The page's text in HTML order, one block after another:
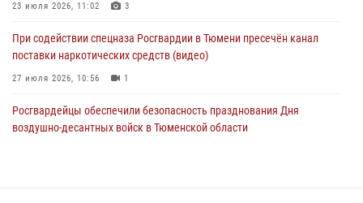
23 июля 2026, 11:02 3
При содействии спецназа Росгвардии в Тюмени пресечён канал
поставки наркотических средств (видео)
27 июля 2026, 10:56 1
Росгвардейцы обеспечили безопасность празднования Дня
воздушно-десантных войск в Тюменской области